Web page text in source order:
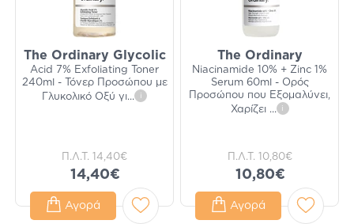
The Ordinary Glycolic
Acid 7% Exfoliating Toner
240ml - Τόνερ Προσώπου με
Γλυκολικό Οξύ γι... i
Π.Λ.Τ. 14,40€
14,40€
Αγορά
The Ordinary
Niacinamide 10% + Zinc 1%
Serum 60ml - Ορός
Προσώπου που Εξομαλύνει,
Χαρίζει ... i
Π.Λ.Τ. 10,80€
10,80€
Αγορά